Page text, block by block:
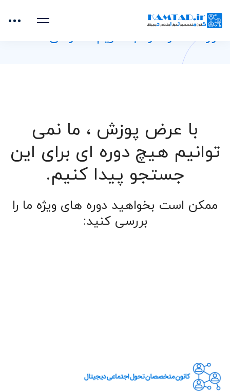
خانه دوره‌های آموزشی
دوره هک و نفوذ به حریم خصوصی
با عرض پوزش ، ما نمی
توانیم هیچ دوره ای برای این
جستجو پیدا کنیم.
ممکن است بخواهید دوره های ویژه ما را
بررسی کنید: